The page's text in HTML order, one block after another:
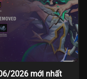
2026 mới nhất